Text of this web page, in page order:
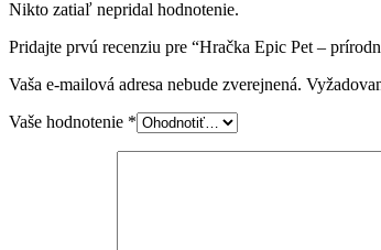
Nikto zatiaľ nepridal hodnotenie.
Pridajte prvú recenziu pre “Hračka Epic Pet –
Vaša e-mailová adresa nebude zverejnená.
Vaše hodnotenie *